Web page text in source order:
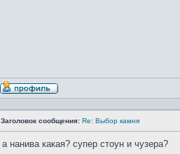
Заголовок сообщения: Re: Выбор камня
а нанива какая? супер стоун и чузера?